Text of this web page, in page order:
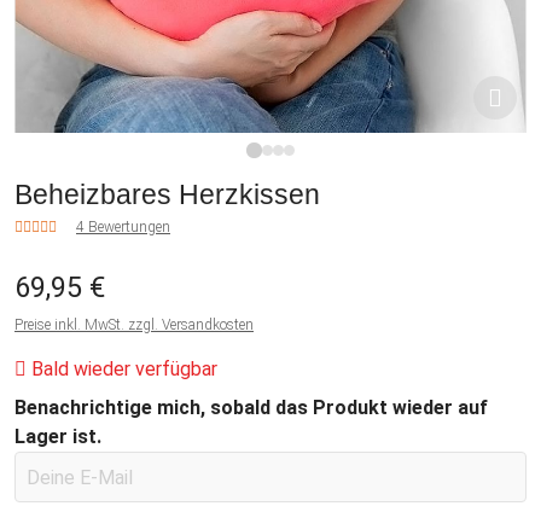
Beheizbares Herzkissen
4 Bewertungen
69,95 €
Preise inkl. MwSt. zzgl. Versandkosten
Bald wieder verfügbar
Benachrichtige mich, sobald das Produkt wieder auf
Lager ist.